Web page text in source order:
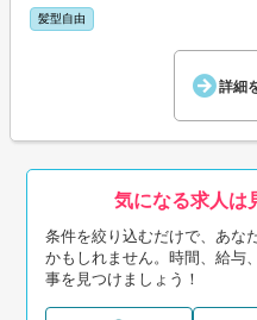
髪型自由
詳細
気になる求人は
条件を絞り込むだけで、あな
かもしれません。時間、給与
事を見つけましょう！